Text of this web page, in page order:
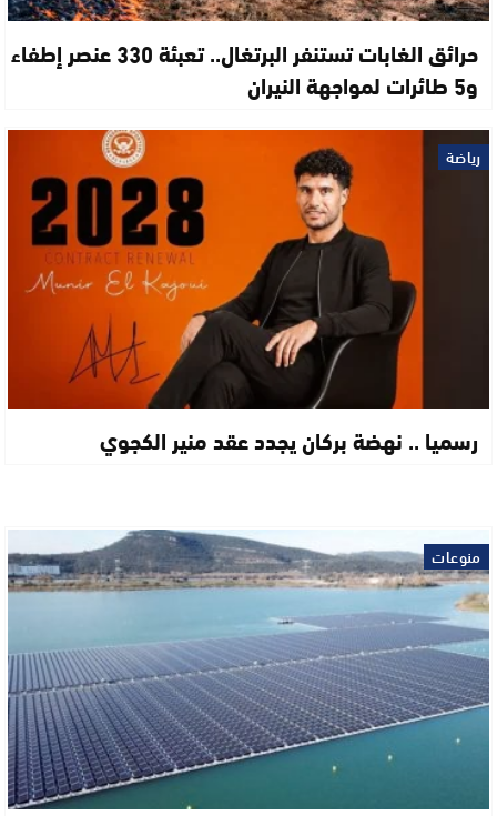
حرائق الغابات تستنفر البرتغال.. تعبئة 330 عنصر إطفاء
و5 طائرات لمواجهة النيران
رياضة
رسميا .. نهضة بركان يجدد عقد منير الكجوي
منوعات